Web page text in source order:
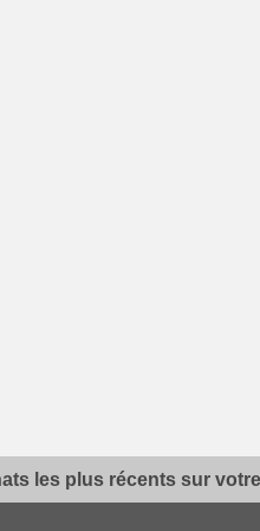
les plus récents sur